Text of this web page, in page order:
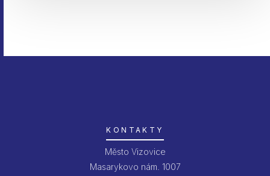
KONTAKTY
Město Vizovice
Masarykovo nám. 1007